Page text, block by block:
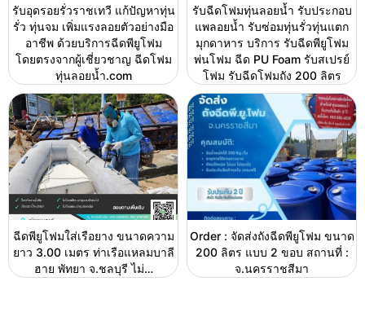
รับอุดรอยรั่วราชเทวี แก้ปัญหาทุ่น
รั่ว ทุ่นจม เพิ่มแรงลอยตัวอย่างมือ
อาชีพ ด้วยบริการฉีดพียูโฟม
โดยตรงจากผู้เชี่ยวชาญ ฉีดโฟม
ทุ่นลอยน้ำ.com
รับฉีดโฟมทุ่นลอยน้ำ รับประกอบ
แพลอยน้ำ รับซ่อมทุ่นรั่วทุ่นแตก
มุกดาหาร บริการ รับฉีดพียูโฟม
พ่นโฟม ฉีด PU Foam รับสเปรย์
โฟม รับฉีดโฟมถัง 200 ลิตร
ฉีดพียูโฟมใส่เรือยาง ขนาดความ
ยาว 3.00 เมตร ท่าเรือแหลมบาลี
ฮาย พัทยา จ.ชลบุรี ไม่…
Order : จัดส่งถังฉีดพียูโฟม ขนาด
200 ลิตร แบบ 2 ขอบ สถานที่ :
จ.นครราชสีมา